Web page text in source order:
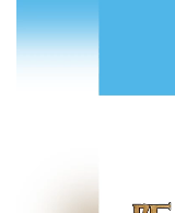
プ
レ